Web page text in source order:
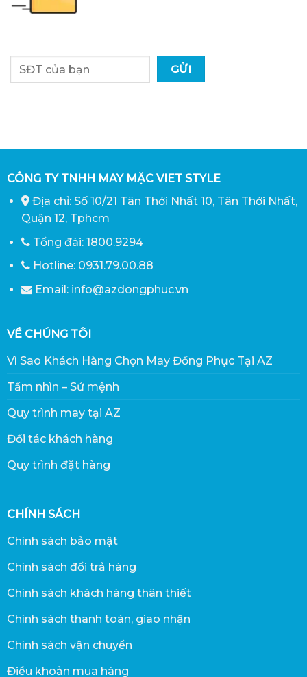
CÔNG TY TNHH MAY MẶC VIET STYLE
Địa chỉ: Số 10/21 Tân Thới Nhất 10, Tân Thới Nhất,
Quận 12, Tphcm
Tổng đài: 1800.9294
Hotline: 0931.79.00.88
Email: info@azdongphuc.vn
VỀ CHÚNG TÔI
Vì Sao Khách Hàng Chọn May Đồng Phục Tại AZ
Tầm nhìn – Sứ mệnh
Quy trình may tại AZ
Đối tác khách hàng
Quy trình đặt hàng
CHÍNH SÁCH
Chính sách bảo mật
Chính sách đổi trả hàng
Chính sách khách hàng thân thiết
Chính sách thanh toán, giao nhận
Chính sách vận chuyển
Điều khoản mua hàng